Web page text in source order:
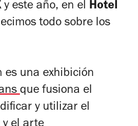
y este año, en el Hotel
todo sobre los
es una exhibición
que fusiona el
y utilizar el